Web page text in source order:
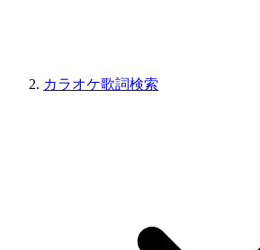
カラオケ歌詞検索